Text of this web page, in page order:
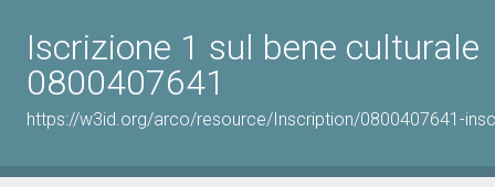
Iscrizione 1 sul bene culturale
0800407641
https://w3id.org/arco/resource/Inscription/0800407641-